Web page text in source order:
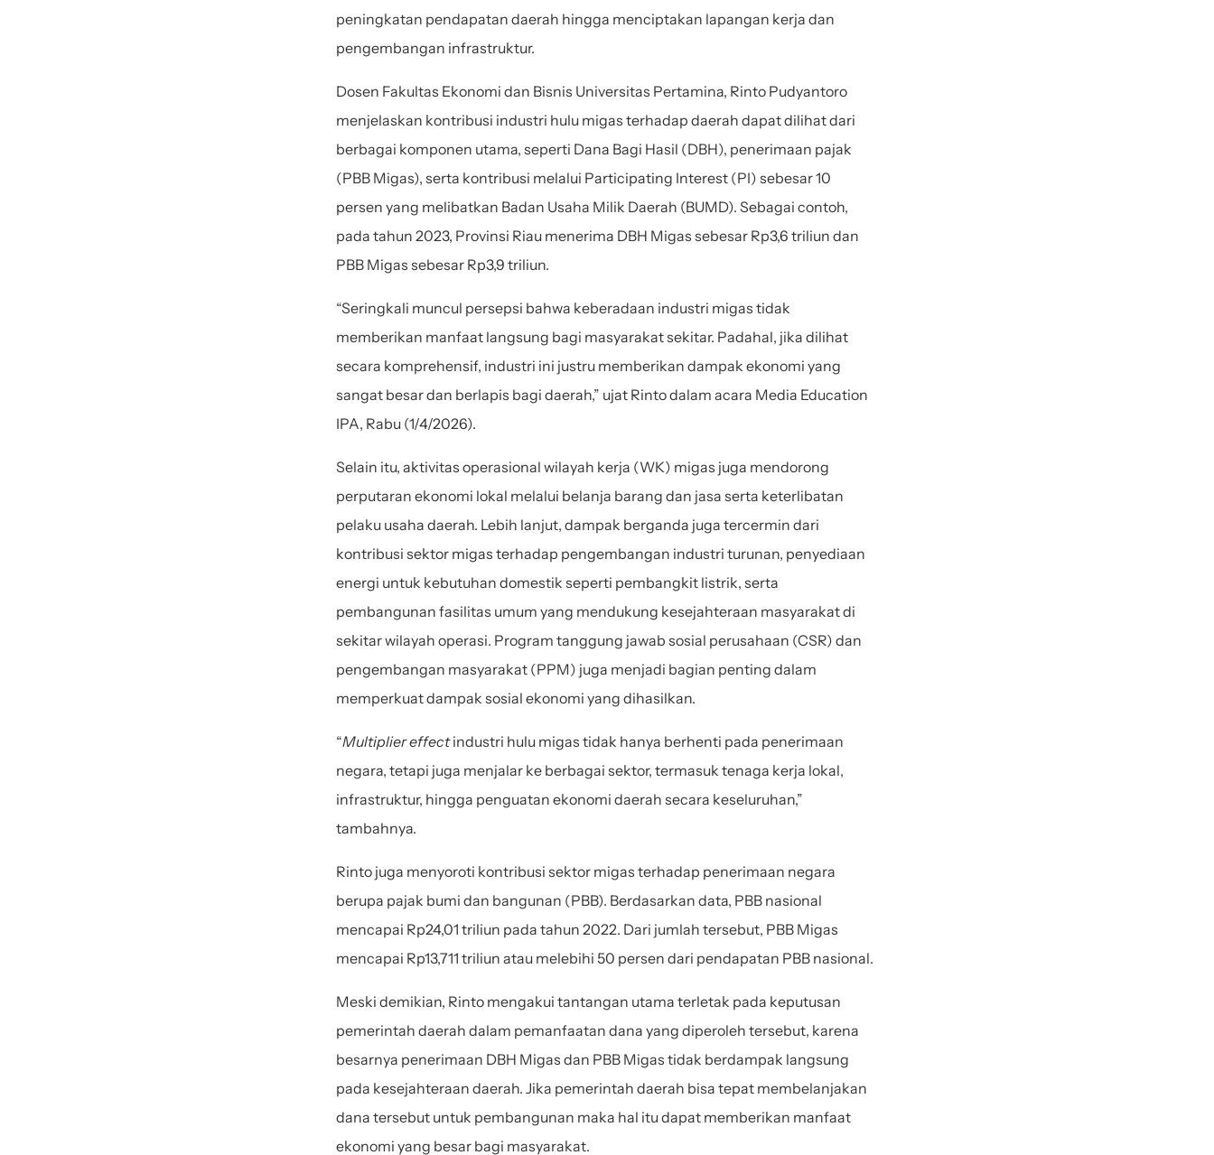
peningkatan pendapatan daerah hingga menciptakan lapangan kerja dan
pengembangan infrastruktur.
Dosen Fakultas Ekonomi dan Bisnis Universitas Pertamina, Rinto Pudyantoro
menjelaskan kontribusi industri hulu migas terhadap daerah dapat dilihat dari
berbagai komponen utama, seperti Dana Bagi Hasil (DBH), penerimaan pajak
(PBB Migas), serta kontribusi melalui Participating Interest (PI) sebesar 10
persen yang melibatkan Badan Usaha Milik Daerah (BUMD). Sebagai contoh,
pada tahun 2023, Provinsi Riau menerima DBH Migas sebesar Rp3,6 triliun dan
PBB Migas sebesar Rp3,9 triliun.
“Seringkali muncul persepsi bahwa keberadaan industri migas tidak
memberikan manfaat langsung bagi masyarakat sekitar. Padahal, jika dilihat
secara komprehensif, industri ini justru memberikan dampak ekonomi yang
sangat besar dan berlapis bagi daerah,” ujat Rinto dalam acara Media Education
IPA, Rabu (1/4/2026).
Selain itu, aktivitas operasional wilayah kerja (WK) migas juga mendorong
perputaran ekonomi lokal melalui belanja barang dan jasa serta keterlibatan
pelaku usaha daerah. Lebih lanjut, dampak berganda juga tercermin dari
kontribusi sektor migas terhadap pengembangan industri turunan, penyediaan
energi untuk kebutuhan domestik seperti pembangkit listrik, serta
pembangunan fasilitas umum yang mendukung kesejahteraan masyarakat di
sekitar wilayah operasi. Program tanggung jawab sosial perusahaan (CSR) dan
pengembangan masyarakat (PPM) juga menjadi bagian penting dalam
memperkuat dampak sosial ekonomi yang dihasilkan.
“Multiplier effect industri hulu migas tidak hanya berhenti pada penerimaan
negara, tetapi juga menjalar ke berbagai sektor, termasuk tenaga kerja lokal,
infrastruktur, hingga penguatan ekonomi daerah secara keseluruhan,”
tambahnya.
Rinto juga menyoroti kontribusi sektor migas terhadap penerimaan negara
berupa pajak bumi dan bangunan (PBB). Berdasarkan data, PBB nasional
mencapai Rp24,01 triliun pada tahun 2022. Dari jumlah tersebut, PBB Migas
mencapai Rp13,711 triliun atau melebihi 50 persen dari pendapatan PBB nasional.
Meski demikian, Rinto mengakui tantangan utama terletak pada keputusan
pemerintah daerah dalam pemanfaatan dana yang diperoleh tersebut, karena
besarnya penerimaan DBH Migas dan PBB Migas tidak berdampak langsung
pada kesejahteraan daerah. Jika pemerintah daerah bisa tepat membelanjakan
dana tersebut untuk pembangunan maka hal itu dapat memberikan manfaat
ekonomi yang besar bagi masyarakat.